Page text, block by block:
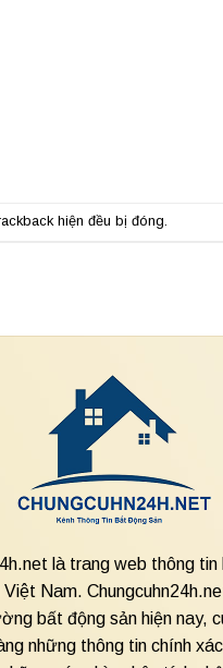
hiện đều bị đóng.
là trang web thông
Việt Nam.
bất động sản hiện nay,
những thông tin chính